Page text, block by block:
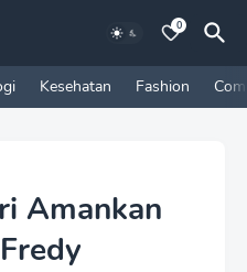
0
Kesehatan Fashion
Amankan